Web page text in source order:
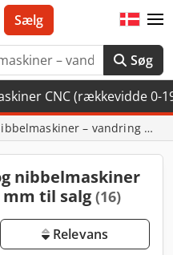
Søg
Sælg
CNC (rækkevidde 0-
– vandring
nibbelmaskiner
mm til salg (16)
Relevans